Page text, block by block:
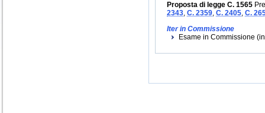
Proposta di legge C. 1565
2343, C. 2359, C. 2405, C.
Iter in Commissione
Esame in Commissione